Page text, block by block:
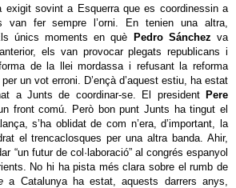
exigit sovint a Esquerra que es coordinessin a
van fer sempre l’orni. En tenien una altra,
únics moments en què
Pedro Sánchez va
els van provocar plegats republicans i
de la llei mordassa i refusant la reforma
un vot erroni. D’ençà d’aquest estiu, ha estat
a Junts de coordinar-se. El president Pere
front comú. Però bon punt Junts ha tingut el
s’ha oblidat de com n’era, d’important, la
el trencaclosques per una altra banda. Ahir,
“un futur de col·laboració” al congrés espanyol
No hi ha pista més clara sobre el rumb de
a Catalunya ha estat, aquests darrers anys,